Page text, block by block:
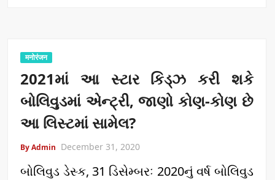
मनोरंजन
2021માં આ સ્ટાર કિડ્ઝ કરી શકે
બોલિવુડમાં એન્ટ્રી, જાણો કોણ-કોણ છે
આ લિસ્ટમાં સામેલ?
By Admin December 31, 2020
બોલિવુડ ડેસ્ક, 31 ડિસેમ્બરઃ 2020નું વર્ષ બોલિવુડ